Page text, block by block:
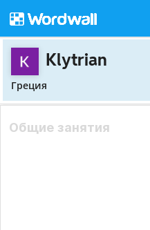
Klytrian
Греция
Общие занятия